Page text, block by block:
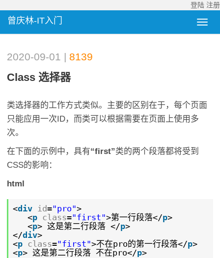
登陆 注册
曾庆林-IT入门
2020-09-01 | 8139
Class 选择器
类选择器的工作方式类似。主要的区别在于，每个页面
只能应用一次ID，而类可以根据需要在页面上使用多
次。
在下面的示例中，具有“first”类的两个段落都将受到
CSS的影响：
html
<div id="pro">
<p class="first">第一行段落</p>
<p> 这是第二行段落 </p>
</div>
<p class="first">不在pro的第一行段落</p>
<p> 这是第二行段落 不在pro</p>